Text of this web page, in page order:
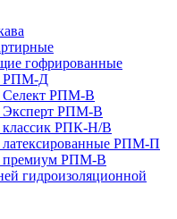
гофрированные
РПМ-Д
Селект РПМ-В
Эксперт РПМ-В
классик РПК-Н/В
латексированные РПМ-П
премиум РПМ-В
гидроизоляционной